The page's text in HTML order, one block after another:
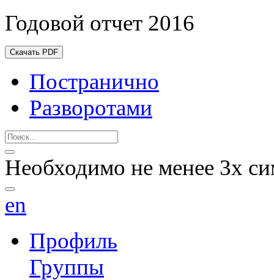
Годовой отчет 2016
Скачать PDF
Постранично
Разворотами
Необходимо не менее 3х
en
Профиль
Группы